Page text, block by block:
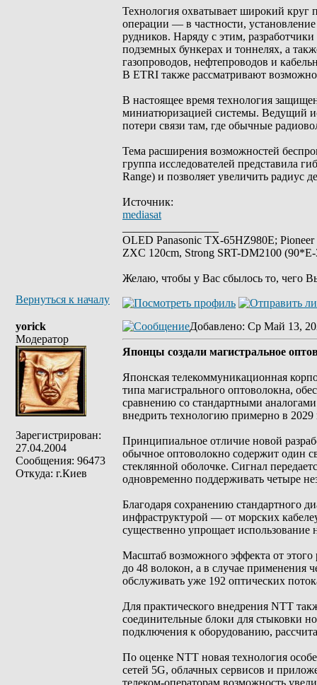
Технология охватывает широкий круг
операции — в частности,
рудников. Наряду с этим,
подземных бункерах и тоннелях, а
газопроводов, нефтепроводов и
В ETRI также рассматривают
В настоящее время технология
миниатюризацией системы. Ведущий
потери связи там, где обычные
Тема расширения возможностей
группа исследователей представила
Range) и позволяет увеличить радиус
Источник:
mediasat
OLED Panasonic TX-65HZ980E;
ZXC 120cm, Strong SRT-DM2100
Желаю, чтобы у Вас сбылось то, чего
Вернуться к началу
yorick
Модератор
Зарегистрирован:
27.04.2004
Сообщения: 96473
Откуда: г.Киев
Добавлено: Ср Май 13,
Японцы создали магистральное
Японская телекоммуникационная
типа магистрального оптоволокна,
сравнению со стандартными
внедрить технологию примерно в 2029
Принципиальное отличие новой
обычное оптоволокно содержит один
стеклянной оболочке. Сигнал
одновременно поддерживать четыре
Благодаря сохранению стандартного
инфраструктурой — от морских
существенно упрощает
Масштаб возможного эффекта от
до 48 волокон, а в случае применения
обслуживать уже 192 оптических
Для практического внедрения NTT
соединительные блоки для стыковки
подключения к оборудованию,
По оценке NTT новая технология
сетей 5G, облачных сервисов и
телеком-операторам возможность